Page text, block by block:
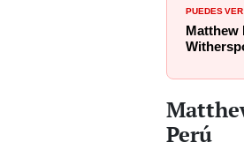
PUEDES
Matthew
Perú